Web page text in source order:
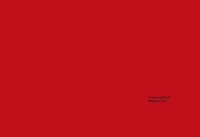
Kraanmachinist
Mobiele Kraan